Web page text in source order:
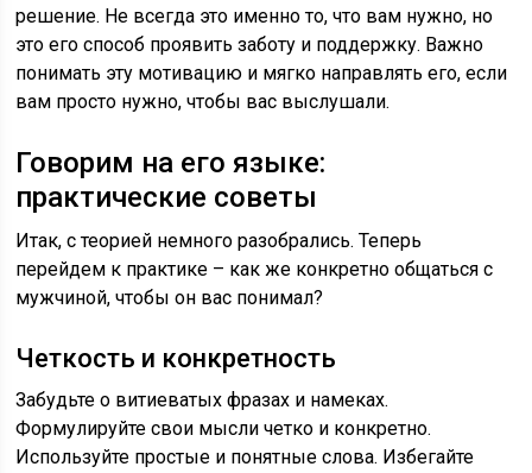
решение. Не всегда это именно то, что вам нужно, но
это его способ проявить заботу и поддержку. Важно
понимать эту мотивацию и мягко направлять его, если
вам просто нужно, чтобы вас выслушали.
Говорим на его языке:
практические советы
Итак, с теорией немного разобрались. Теперь
перейдем к практике – как же конкретно общаться с
мужчиной, чтобы он вас понимал?
Четкость и конкретность
Забудьте о витиеватых фразах и намеках.
Формулируйте свои мысли четко и конкретно.
Используйте простые и понятные слова. Избегайте